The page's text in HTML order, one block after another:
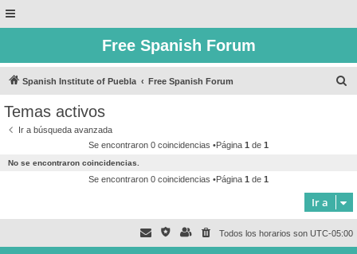
Free Spanish Forum
Spanish Institute of Puebla Free Spanish Forum
Temas activos
Ir a búsqueda avanzada
Se encontraron 0 coincidencias •Página 1 de 1
No se encontraron coincidencias.
Se encontraron 0 coincidencias •Página 1 de 1
Ir a
Todos los horarios son UTC-05:00